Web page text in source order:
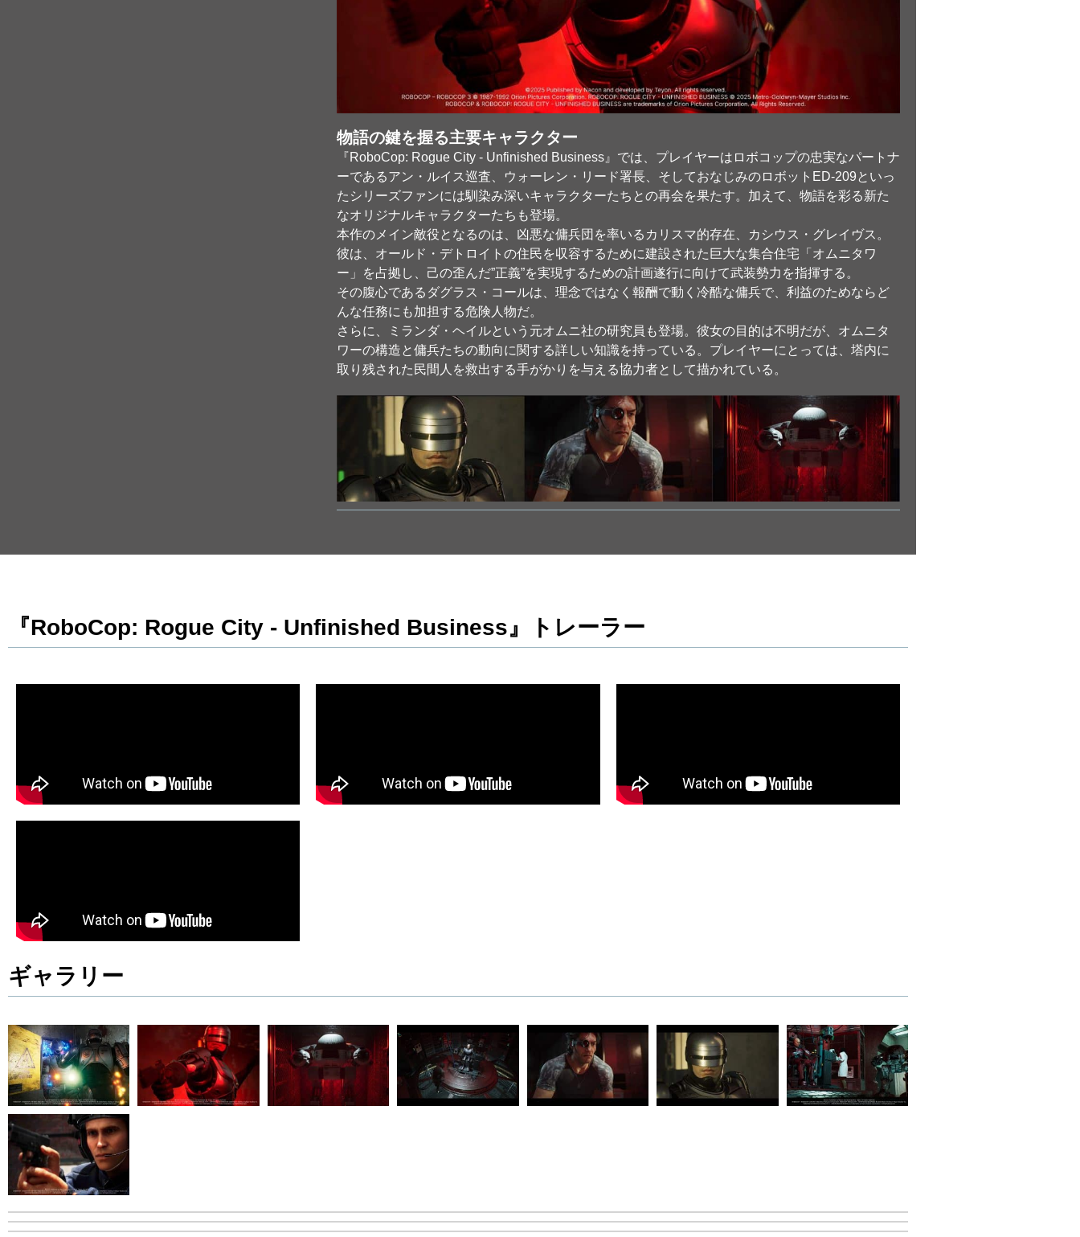
物語の鍵を握る主要キャラクター
『RoboCop: Rogue City - Unfinished Business』では、プレイヤーはロボコップの忠実なパートナ
ーであるアン・ルイス巡査、 ウォーレン・リード署長、そしておなじみのロボット ED-209 といっ
たシリーズファンには馴染み深いキャラクターたちとの再会を果たす。加えて、物語を彩る新た
なオリジナルキャラクターたち も登場。
本作のメイン敵役となるのは、凶悪な傭兵団を率いるカリスマ的存在、
カシウス・グレイヴス。
彼は、オールド・デトロイトの住民を収容するために建設された巨大な集合住宅「 オムニタワ
ー 」を占拠し、己の歪んだ”正義”を実現するための計画遂行に向けて武装勢力を指揮する。
その腹心である ダグラス・コールは、理念ではなく報酬で動く冷酷な傭兵で、利益のためならど
んな任務にも加担する危険人物だ。
さらに、
ミランダ・ヘイルという元オムニ社の研究員も登場。彼女の目的は不明だが、オムニタ
ワーの構造と傭兵たちの動向に関する詳しい知識を持っている。プレイヤーにとっては、塔内に
取り残された民間人を救出する手がかりを与える協力者として描かれている。
『RoboCop: Rogue City - Unfinished Business』トレーラー
ギャラリー